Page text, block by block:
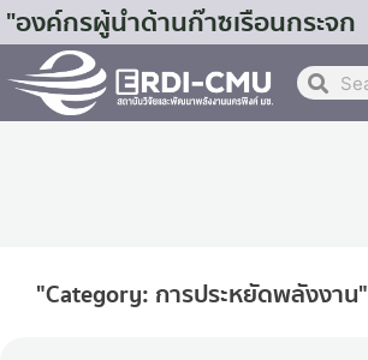
"องค์กรผู้นำด้านก๊าซเรือนกระจก
"Category: การประหยัดพลังงาน"